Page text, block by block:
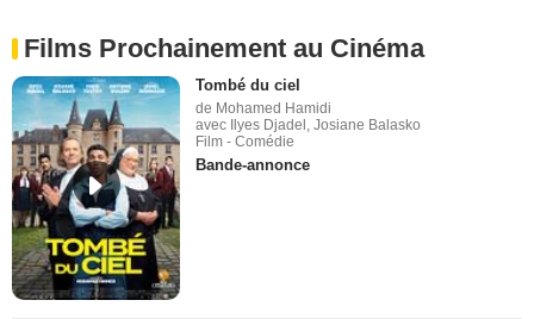
Films Prochainement au Cinéma
Tombé du ciel
de Mohamed Hamidi
avec Ilyes Djadel, Josiane Balasko
Film - Comédie
Bande-annonce